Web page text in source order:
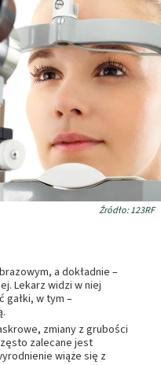
Źródło: 123RF
a dokładnie –
Lekarz widzi w niej
gałki, w tym –
zmiany z grubości
zalecane jest
wiąże się z